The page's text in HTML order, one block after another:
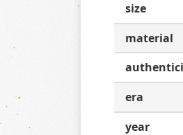
size
material
era
year